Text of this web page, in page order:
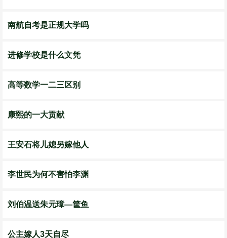
南航自考是正规大学吗
进修学校是什么文凭
高等数学一二三区别
康熙的一大贡献
王安石将儿媳另嫁他人
李世民为何不害怕李渊
刘伯温送朱元璋—筐鱼
公主嫁人3天自尽